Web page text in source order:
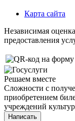
Карта сайта
Независимая
предоставления
Решаем вместе
Сложности с
приобретением
учреждений
Написать